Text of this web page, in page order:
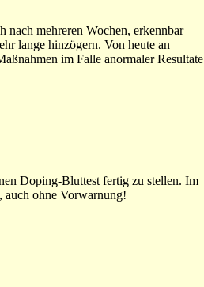
nach mehreren Wochen, erkennbar
lange hinzögern. Von heute an
im Falle anormaler Resultate
Doping-Bluttest fertig zu stellen. Im
auch ohne Vorwarnung!